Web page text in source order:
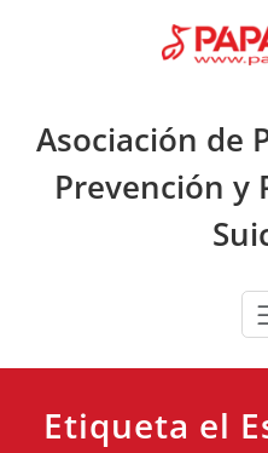
Asociación de
Prevención y
Etiqueta el